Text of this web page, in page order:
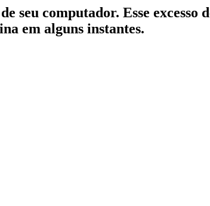
seu computador. Esse excesso
em alguns instantes.